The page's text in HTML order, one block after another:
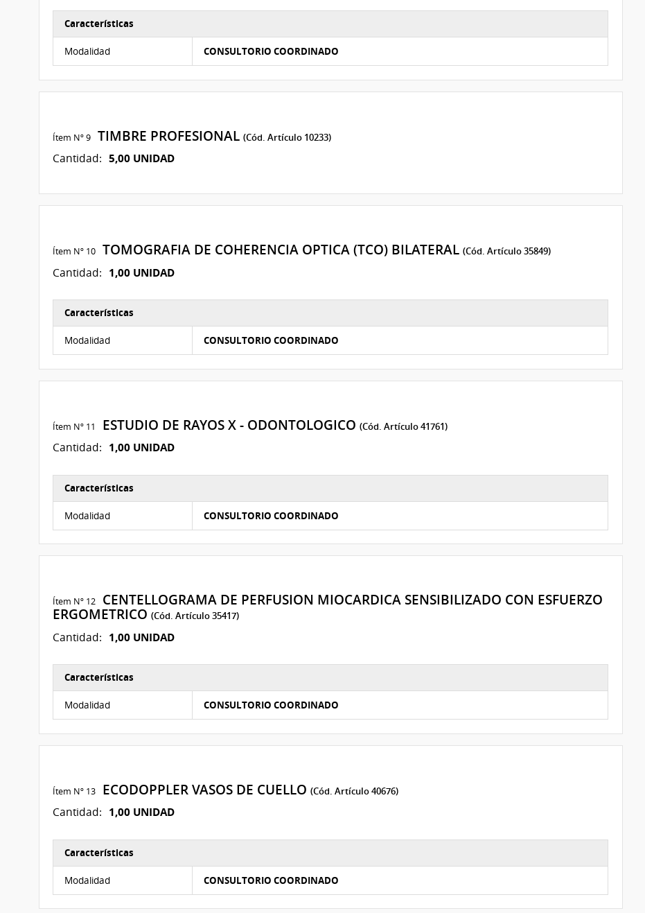
Características
Modalidad CONSULTORIO COORDINADO
Ítem Nº 9TIMBRE PROFESIONAL (Cód. Artículo 10233)
Cantidad: 5,00 UNIDAD
Ítem Nº 10TOMOGRAFIA DE COHERENCIA OPTICA (TCO) BILATERAL (Cód. Artículo 35849)
Cantidad: 1,00 UNIDAD
Características
Modalidad CONSULTORIO COORDINADO
Ítem Nº 11 ESTUDIO DE RAYOS X - ODONTOLOGICO (Cód. Artículo 41761)
Cantidad: 1,00 UNIDAD
Características
Modalidad CONSULTORIO COORDINADO
Ítem Nº 12CENTELLOGRAMA DE PERFUSION MIOCARDICA SENSIBILIZADO CON ESFUERZO
ERGOMETRICO (Cód. Artículo 35417)
Cantidad: 1,00 UNIDAD
Características
Modalidad CONSULTORIO COORDINADO
Ítem Nº 13ECODOPPLER VASOS DE CUELLO (Cód. Artículo 40676)
Cantidad: 1,00 UNIDAD
Características
Modalidad CONSULTORIO COORDINADO